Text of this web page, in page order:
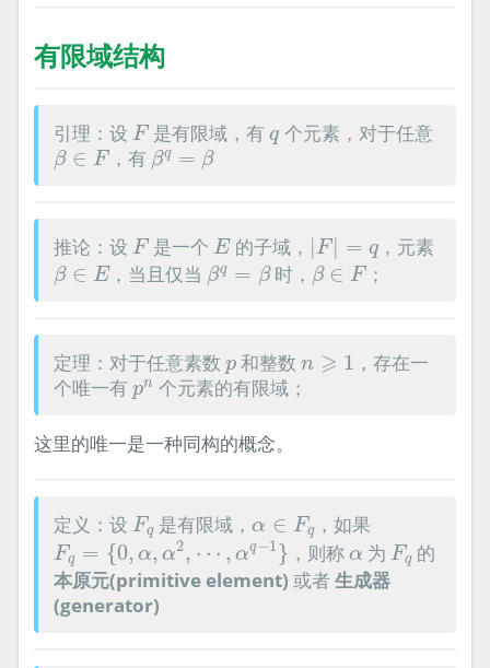
有限域结构
引理：设F
F 是有限域，有q
q 个元素，对于任意
β ∈ F
β∈F ，有 βq = β
βq=β
推论：设F
F 是一个E
E的子域， F| = q
|F| ，元素
β ∈ E
β∈E ，当且仅当 βq = β
βq =β 时， β ∈ F
β ∈ F ；
定理：对于任意素数p
p和整数n ⩾ 1
n ⩾1
，存在一
个唯一有pn
pn个元素的有限域；
这里的唯一是一种同构的概念。
定义：设Fq
Fq 是有限域，α ∈ Fq
α ∈F q ，如果
Fq = {0, α, α2, ⋯ , αq−1}
Fq= {0,α,α2,⋯,αq−1} ，则称 α
α 为 Fq
Fq 的
本原元(primitive element) 或者生成器
(generator)